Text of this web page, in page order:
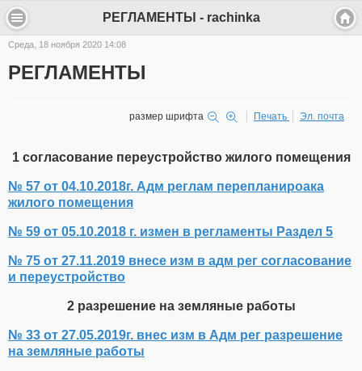
РЕГЛАМЕНТЫ - rachinka
Среда, 18 ноября 2020 14:08
РЕГЛАМЕНТЫ
размер шрифта Печать Эл. почта
1 согласование переустройство жилого помещения
№ 57 от 04.10.2018г. Адм реглам перепланироака
жилого помещения
№ 59 от 05.10.2018 г. измен в регламенты Раздел 5
№ 75 от 27.11.2019 внесе изм в адм рег согласование
и переустройство
2 разрешение на земляные работы
№ 33 от 27.05.2019г. внес изм в Адм рег разрешение
на земляные работы